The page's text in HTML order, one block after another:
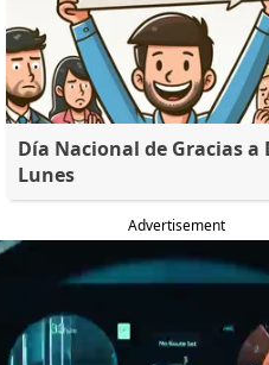
Día Nacional de Gracias a
Lunes
Advertisement